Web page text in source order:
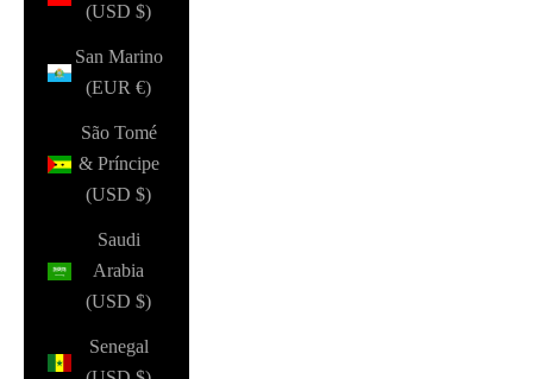
(USD $)
San Marino
(EUR €)
São Tomé
& Príncipe
(USD $)
Saudi
Arabia
(USD $)
Senegal